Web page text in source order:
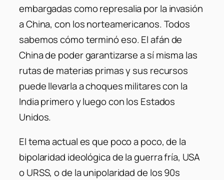
embargadas como represalia por la invasión
a China, con los norteamericanos. Todos
sabemos cómo terminó eso. El afán de
China de poder garantizarse a sí misma las
rutas de materias primas y sus recursos
puede llevarla a choques militares con la
India primero y luego con los Estados
Unidos.
El tema actual es que poco a poco, de la
bipolaridad ideológica de la guerra fría, USA
o URSS, o de la unipolaridad de los 90s